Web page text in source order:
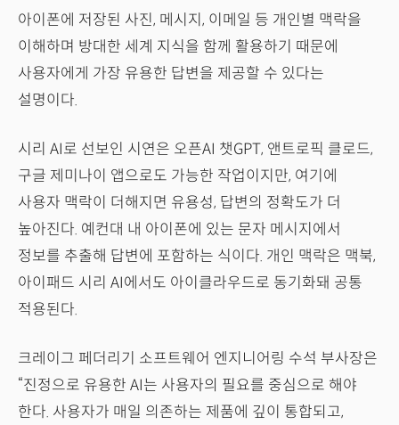
아이폰에 저장된 사진, 메시지, 이메일 등 개인별 맥락을
이해하며 방대한 세계 지식을 함께 활용하기 때문에
사용자에게 가장 유용한 답변을 제공할 수 있다는
설명이다.
시리 AI로 선보인 시연은 오픈AI 챗GPT, 앤트로픽 클로드,
구글 제미나이 앱으로도 가능한 작업이지만, 여기에
사용자 맥락이 더해지면 유용성, 답변의 정확도가 더
높아진다. 예컨대 내 아이폰에 있는 문자 메시지에서
정보를 추출해 답변에 포함하는 식이다. 개인 맥락은 맥북,
아이패드 시리 AI에서도 아이클라우드로 동기화돼 공통
적용된다.
크레이그 페더리기 소프트웨어 엔지니어링 수석 부사장은
“진정으로 유용한 AI는 사용자의 필요를 중심으로 해야
한다. 사용자가 매일 의존하는 제품에 깊이 통합되고,